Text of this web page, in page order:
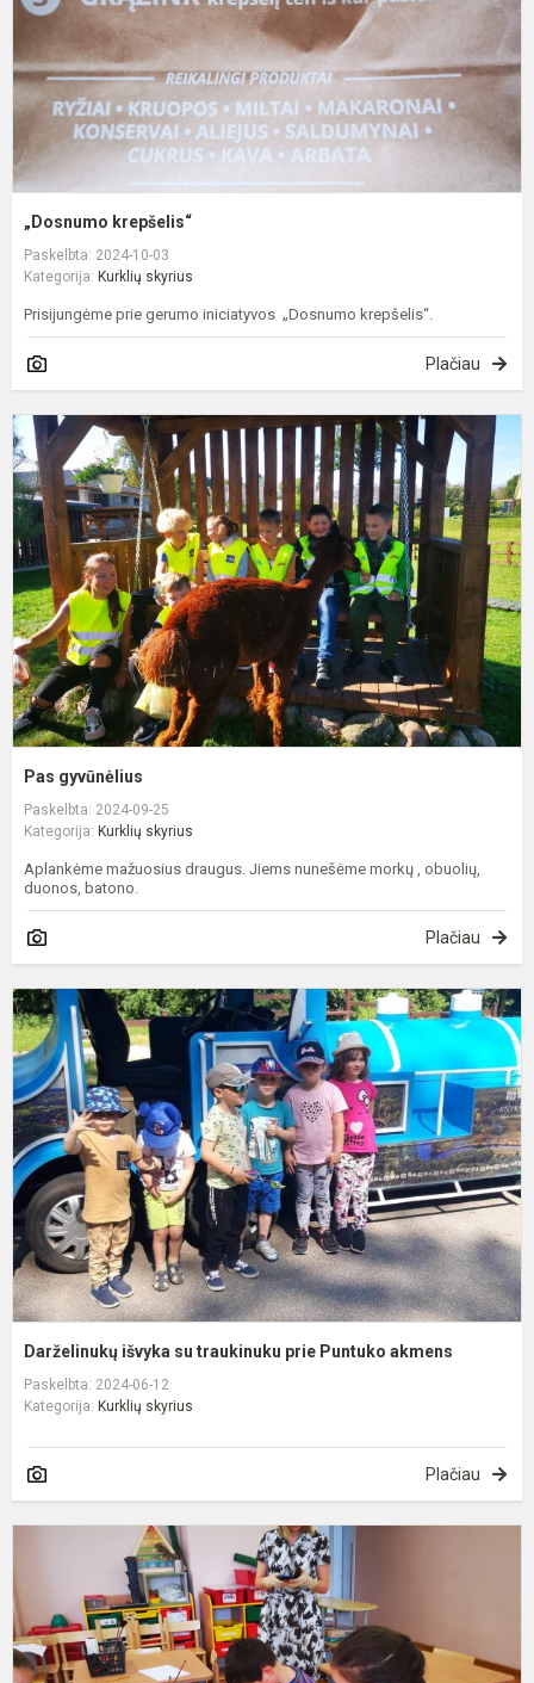
„Dosnumo krepšelis“
Paskelbta: 2024-10-03
Kategorija: Kurklių skyrius
Prisijungėme prie gerumo iniciatyvos „Dosnumo krepšelis“.
Plačiau
Pas gyvūnėlius
Paskelbta: 2024-09-25
Kategorija: Kurklių skyrius
Aplankėme mažuosius draugus. Jiems nunešėme morkų , obuolių,
duonos, batono.
Plačiau
Darželinukų išvyka su traukinuku prie Puntuko akmens
Paskelbta: 2024-06-12
Kategorija: Kurklių skyrius
Plačiau